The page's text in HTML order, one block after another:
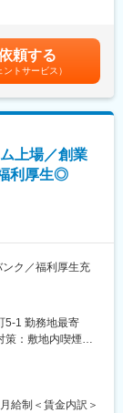
ンスなど専門性の
ら契約書の策定
明治、大正、昭
て、常にゆるぎ
です。
で、“地域のみん
す。
、私たちはその
で、“地域のみん
があります。月
頼する
ントサービス）
上場／創業
利厚生◎
ク／福利厚生充
デリバティブを
5-1 勤務地最寄
策：敷地内喫煙可
給制＜賃金内訳＞